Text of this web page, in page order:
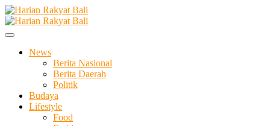
Skip
to
content
Harian Rakyat Bali
Membangun Semangat Kehidupan dan Berbangsa
News
Berita Nasional
Berita Daerah
Politik
Budaya
Lifestyle
Food